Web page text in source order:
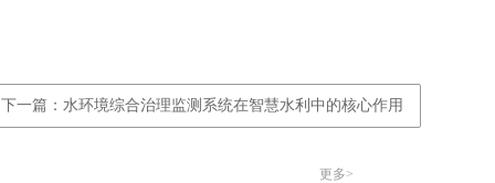
下一篇：水环境综合治理监测系统在智慧水利中的核心作用
更多>